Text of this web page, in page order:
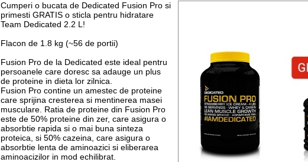
Cumperi o bucata de Dedicated Fusion Pro si
primesti GRATIS o sticla pentru hidratare
Team Dedicated 2.2 L!
Flacon de 1.8 kg (~56 de portii)
Fusion Pro de la Dedicated este ideal pentru
persoanele care doresc sa adauge un plus
de proteine in dieta lor zilnica.
Fusion Pro contine un amestec de proteine
care sprijina cresterea si mentinerea masei
musculare. Ratia de proteine din Fusion Pro
este de 50% proteine din zer, care asigura o
absorbtie rapida si o mai buna sinteza
proteica, si 50% cazeina, care asigura o
absorbtie lenta de aminoazici si eliberarea
aminoacizilor in mod echilibrat.